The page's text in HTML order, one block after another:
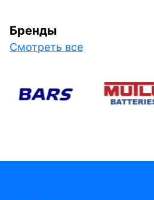
Бренды
Смотреть все